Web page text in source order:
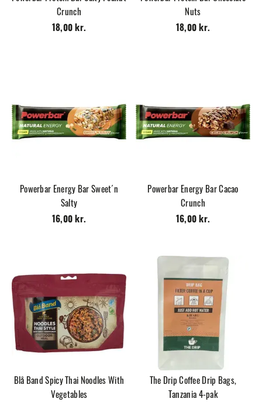
Crunch
18,00 kr.
Nuts
18,00 kr.
Powerbar Energy Bar Sweet´n
Salty
16,00 kr.
Powerbar Energy Bar Cacao
Crunch
16,00 kr.
Blå Band Spicy Thai Noodles With
Vegetables
The Drip Coffee Drip Bags,
Tanzania 4-pak